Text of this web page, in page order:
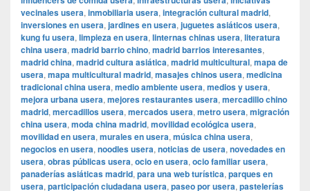
vecinales usera, inmobiliaria usera, integración cultural madrid,
inversiones en usera, jardines en usera, juguetes asiáticos usera,
kung fu usera, limpieza en usera, linternas chinas usera, literatura
china usera, madrid barrio chino, madrid barrios interesantes,
madrid china, madrid cultura asiática, madrid multicultural, mapa de
usera, mapa multicultural madrid, masajes chinos usera, medicina
tradicional china usera, medio ambiente usera, medios y usera,
mejora urbana usera, mejores restaurantes usera, mercadillo chino
madrid, mercadillos usera, mercados usera, metro usera, migración
china usera, moda china madrid, movilidad ecológica usera,
movilidad en usera, murales en usera, música china usera,
negocios en usera, noodles usera, noticias de usera, novedades en
usera, obras públicas usera, ocio en usera, ocio familiar usera,
panaderías asiáticas madrid, para una web turística, parques en
usera, participación ciudadana usera, paseo por usera, pastelerías